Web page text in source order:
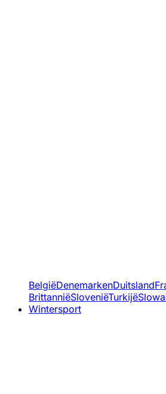
BelgiëDenemarkenDuitsland
BrittanniëSloveniëTurkijë
Wintersport